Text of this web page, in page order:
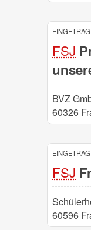
FSJ
BVZ
60326
FSJ
60596